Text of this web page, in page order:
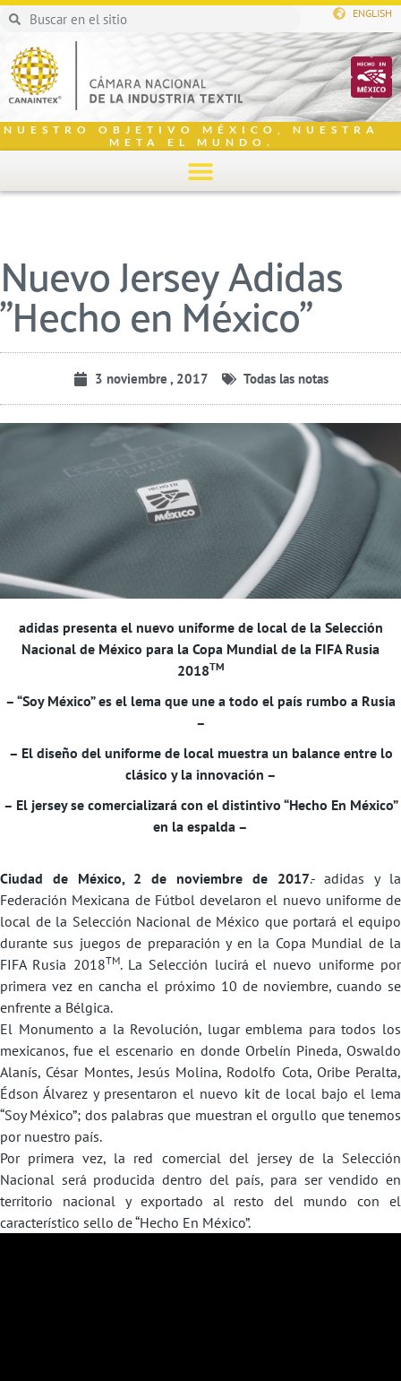
ENGLISH
NUESTRO OBJETIVO MÉXICO, NUESTRA
META EL MUNDO.
Nuevo Jersey Adidas
"Hecho en México"
3 noviembre , 2017 Todas las notas
adidas presenta el nuevo uniforme de local de la Selección
Nacional de México para la Copa Mundial de la FIFA Rusia
2018TM
– “Soy México” es el lema que une a todo el país rumbo a Rusia
–
– El diseño del uniforme de local muestra un balance entre lo
clásico y la innovación –
– El jersey se comercializará con el distintivo “Hecho En México”
en la espalda –
Ciudad de México, 2 de noviembre de 2017.- adidas y la
Federación Mexicana de Fútbol develaron el nuevo uniforme de
local de la Selección Nacional de México que portará el equipo
durante sus juegos de preparación y en la Copa Mundial de la
FIFA Rusia 2018TM. La Selección lucirá el nuevo uniforme por
primera vez en cancha el próximo 10 de noviembre, cuando se
enfrente a Bélgica.
El Monumento a la Revolución, lugar emblema para todos los
mexicanos, fue el escenario en donde Orbelín Pineda, Oswaldo
Alanís, César Montes, Jesús Molina, Rodolfo Cota, Oribe Peralta,
Édson Álvarez y presentaron el nuevo kit de local bajo el lema
“Soy México”; dos palabras que muestran el orgullo que tenemos
por nuestro país.
Por primera vez, la red comercial del jersey de la Selección
Nacional será producida dentro del país, para ser vendido en
territorio nacional y exportado al resto del mundo con el
característico sello de “Hecho En México”.